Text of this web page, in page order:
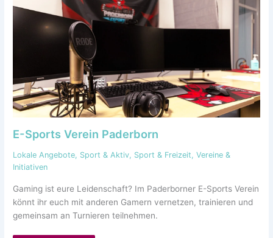
E-Sports Verein Paderborn
Lokale Angebote, Sport & Aktiv, Sport & Freizeit,Vereine &
Initiativen
Gaming ist eure Leidenschaft? Im Paderborner E-Sports Verein
könnt ihr euch mit anderen Gamern vernetzen, trainieren und
gemeinsam an Turnieren teilnehmen.